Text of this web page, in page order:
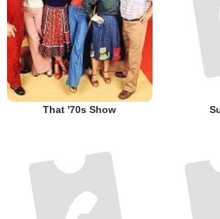
That '70s Show